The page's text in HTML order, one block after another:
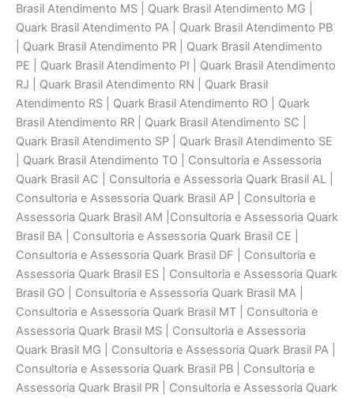
Brasil Atendimento MS | Quark Brasil Atendimento MG |
Quark Brasil Atendimento PA | Quark Brasil Atendimento PB
| Quark Brasil Atendimento PR | Quark Brasil Atendimento
PE | Quark Brasil Atendimento PI | Quark Brasil Atendimento
RJ | Quark Brasil Atendimento RN | Quark Brasil
Atendimento RS | Quark Brasil Atendimento RO | Quark
Brasil Atendimento RR | Quark Brasil Atendimento SC |
Quark Brasil Atendimento SP | Quark Brasil Atendimento SE
| Quark Brasil Atendimento TO | Consultoria e Assessoria
Quark Brasil AC | Consultoria e Assessoria Quark Brasil AL |
Consultoria e Assessoria Quark Brasil AP | Consultoria e
Assessoria Quark Brasil AM |Consultoria e Assessoria Quark
Brasil BA | Consultoria e Assessoria Quark Brasil CE |
Consultoria e Assessoria Quark Brasil DF | Consultoria e
Assessoria Quark Brasil ES | Consultoria e Assessoria Quark
Brasil GO | Consultoria e Assessoria Quark Brasil MA |
Consultoria e Assessoria Quark Brasil MT | Consultoria e
Assessoria Quark Brasil MS | Consultoria e Assessoria
Quark Brasil MG | Consultoria e Assessoria Quark Brasil PA |
Consultoria e Assessoria Quark Brasil PB | Consultoria e
Assessoria Quark Brasil PR | Consultoria e Assessoria Quark